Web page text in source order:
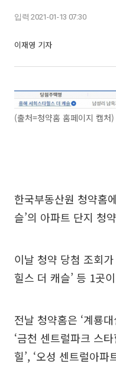
입력 2021-01-13 07:30
이재영 기자
(출처=청약홈 홈페이지 캡처)
한국부동산원 청약홈
슬’의 아파트 단지 청
이날 청약 당첨 조회
힐스 더 캐슬’ 등 1곳
전날 청약홈은 ‘계룡
‘금천 센트럴파크 스
힐’, ‘오성 센트럴아